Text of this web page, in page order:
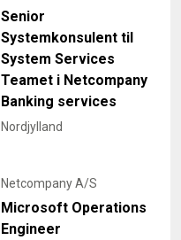
Senior
Systemkonsulent til
System Services
Teamet i Netcompany
Banking services
Nordjylland
Netcompany A/S
Microsoft Operations
Engineer